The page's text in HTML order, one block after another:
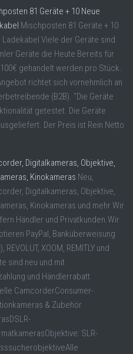
81 Geräte + 10 Neue
Mischposten 81 Geräte + 10
Ladekabel Viele der Geräte sind
Geräte die Heute Bereits für
gehandelt werden pro Stück.
richtet sich vornehmlich an
(B2B). "Die Geräte
getestet. Die Geräte
Der Preis ist Rein Netto
Digitalkameras, Objektive,
Kinokameras Neu,
Digitalkameras, Objektive,
Kinokameras und mehr Wir
Händler und Privatkunden.Wir
PayPal, Banküberweisung
REVOLUT, XOOM, REMITLY und
sind neu und mit
und Händlerrabatt
CamcorderConsumer-
& Zubehör
SLR-